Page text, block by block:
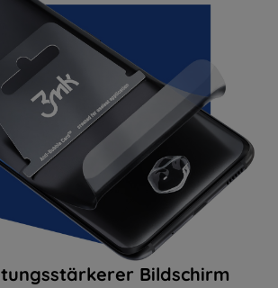
Bildschirm